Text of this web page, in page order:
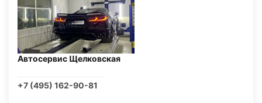
Автосервис Щелковская
+7 (495) 162-90-81